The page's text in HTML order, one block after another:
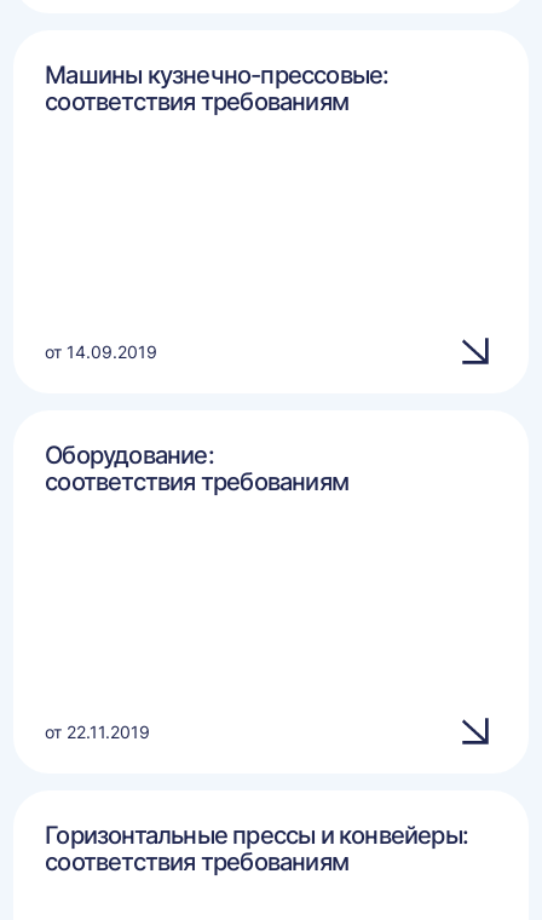
Машины кузнечно-прессовые:
соответствия требованиям
от 14.09.2019
Оборудование:
соответствия требованиям
от 22.11.2019
Горизонтальные прессы и конвейеры:
соответствия требованиям